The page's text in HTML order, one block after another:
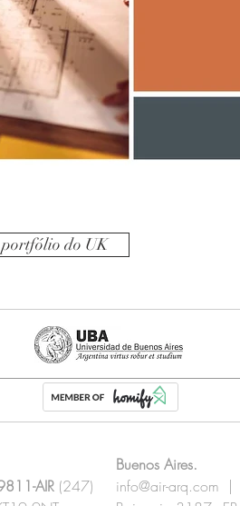
do UK
AIR (247)
Buenos Aires.
info@air-arq.com |